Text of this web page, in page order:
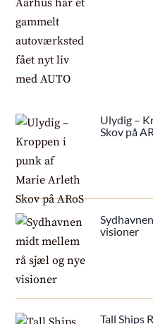
Ulydig –
Skov på
visioner
Tall Ships